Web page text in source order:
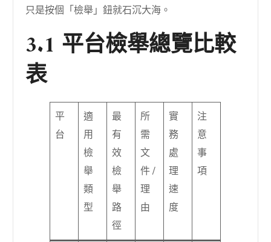
只是按個「檢舉」鈕就石沉大海。
3.1 平台檢舉總覽比較
表
平
台
適
用
檢
舉
類
型
最
有
效
檢
舉
路
徑
所
需
文
件 /
理
由
實
務
處
理
速
度
注
意
事
項